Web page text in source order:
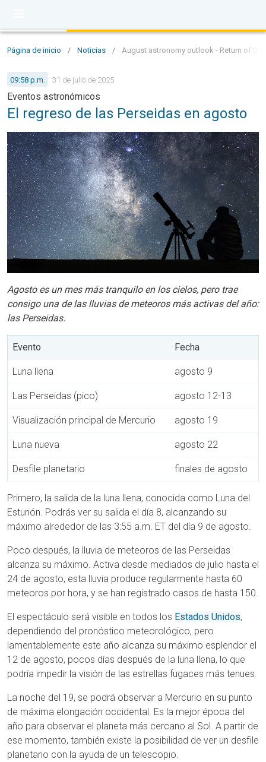
Página de inicio / Noticias / August astronomy outlook - Return of the
09:58 p.m. 31 de julio de 2025
Eventos astronómicos
El regreso de las Perseidas en agosto
Agosto es un mes más tranquilo en los cielos, pero trae
consigo una de las lluvias de meteoros más activas del año:
las Perseidas.
Evento Fecha
Luna llena agosto 9
Las Perseidas (pico) agosto 12-13
Visualización principal de Mercurio agosto 19
Luna nueva agosto 22
Desfile planetario finales de agosto
Primero, la salida de la luna llena, conocida como Luna del
Esturión. Podrás ver su salida el día 8, alcanzando su
máximo alrededor de las 3:55 a.m. ET del día 9 de agosto.
Poco después, la lluvia de meteoros de las Perseidas
alcanza su máximo. Activa desde mediados de julio hasta el
24 de agosto, esta lluvia produce regularmente hasta 60
meteoros por hora, y se han registrado casos de hasta 150.
El espectáculo será visible en todos los Estados Unidos,
dependiendo del pronóstico meteorológico, pero
lamentablemente este año alcanza su máximo esplendor el
12 de agosto, pocos días después de la luna llena, lo que
podría impedir la visión de las estrellas fugaces más tenues.
La noche del 19, se podrá observar a Mercurio en su punto
de máxima elongación occidental. Es la mejor época del
año para observar el planeta más cercano al Sol. A partir de
ese momento, también existe la posibilidad de ver un desfile
planetario con la ayuda de un telescopio.